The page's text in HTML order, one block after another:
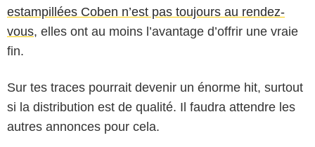
estampillées Coben n’est pas toujours au rendez-
vous, elles ont au moins l’avantage d’offrir une vraie
fin.
Sur tes traces pourrait devenir un énorme hit, surtout
si la distribution est de qualité. Il faudra attendre les
autres annonces pour cela.